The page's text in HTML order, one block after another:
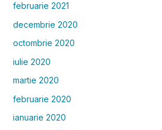
februarie 2021
decembrie 2020
octombrie 2020
iulie 2020
martie 2020
februarie 2020
ianuarie 2020